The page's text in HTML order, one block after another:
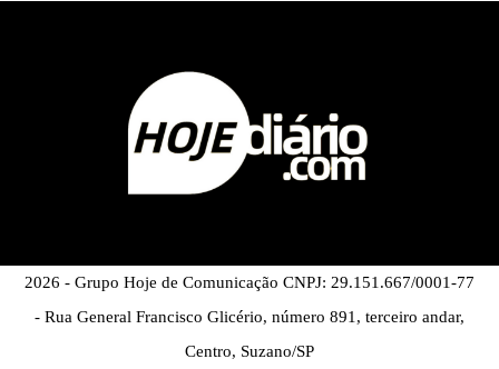
2026 - Grupo Hoje de Comunicação CNPJ: 29.151.667/0001-77
- Rua General Francisco Glicério, número 891, terceiro andar,
Centro, Suzano/SP